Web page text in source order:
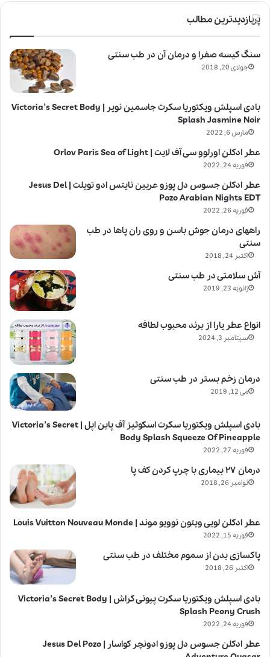
پربازدیدترین مطالب
سنگ کیسه صفرا و درمان آن در طب سنتی
جولای 20, 2018
بادی اسپلش ویکتوریا سکرت جاسمین نویر | Victoria’s Secret Body
Splash Jasmine Noir
مارس 6, 2022
عطر ادکلن اورلوو سی آف لایت | Orlov Paris Sea of Light
فوریه 24, 2022
عطر ادکلن جسوس دل پوزو عربین نایتس ادو تویلت | Jesus Del
Pozo Arabian Nights EDT
فوریه 26, 2022
راههای درمان جوش باسن و روی ران پاها در طب
سنتی
اکتبر 24, 2018
آش سلامتی در طب سنتی
ژانویه 23, 2019
انواع عطر یارا از برند محبوب لطافه
سپتامبر 3, 2024
درمان زخم بستر در طب سنتی
می 12, 2019
بادی اسپلش ویکتوریا سکرت اسکوئیز آف پاین اپل | Victoria’s Secret
Body Splash Squeeze Of Pineapple
فوریه 27, 2022
درمان ۲۷ بیماری با چرپ کردن کف پا
نوامبر 26, 2018
عطر ادکلن لویی ویتون نوویو موند | Louis Vuitton Nouveau Monde
فوریه 15, 2022
پاکسازی بدن از سموم مختلف در طب سنتی
اکتبر 26, 2018
بادی اسپلش ویکتوریا سکرت پیونی کراش | Victoria’s Secret Body
Splash Peony Crush
فوریه 24, 2022
عطر ادکلن جسوس دل پوزو ادونچر کواسار | Jesus Del Pozo